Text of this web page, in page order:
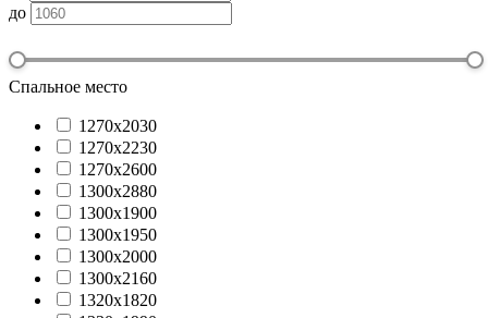
до
Спальное место
1270х2030
1270х2230
1270х2600
1300x2880
1300х1900
1300х1950
1300х2000
1300х2160
1320х1820